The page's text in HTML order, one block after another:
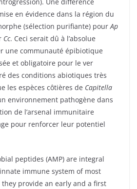
en évidence dans la région du
(sélection purifiante) pourAp
Cc. Ceci serait dû à l’absolue
une communauté épibiotique
et obligatoire pour le ver
des conditions abiotiques très
les espèces côtières de Capitella
environnement pathogène dans
de l’arsenal immunitaire
pour renforcer leur potentiel
peptides (AMP) are integral
immune system of most
provide an early and a first